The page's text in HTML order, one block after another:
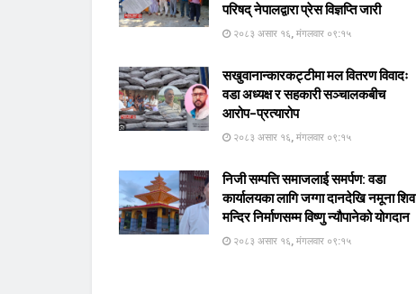
परिषद् नेपालद्वारा प्रेस विज्ञप्ति जारी
२०८३ असार १६, मंगलवार ०९:१५
सखुवानान्कारकट्टीमा मल वितरण विवादः
वडा अध्यक्ष र सहकारी सञ्चालकबीच
आरोप–प्रत्यारोप
२०८३ असार १६, मंगलवार ०९:१५
निजी सम्पत्ति समाजलाई समर्पण: वडा
कार्यालयका लागि जग्गा दानदेखि नमूना शिव
मन्दिर निर्माणसम्म विष्णु न्यौपानेको योगदान
२०८३ असार १६, मंगलवार ०९:१५